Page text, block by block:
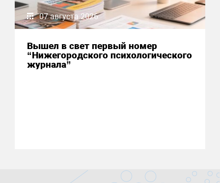
07 августа 2026
Вышел в свет первый номер
“Нижегородского психологического
журнала”